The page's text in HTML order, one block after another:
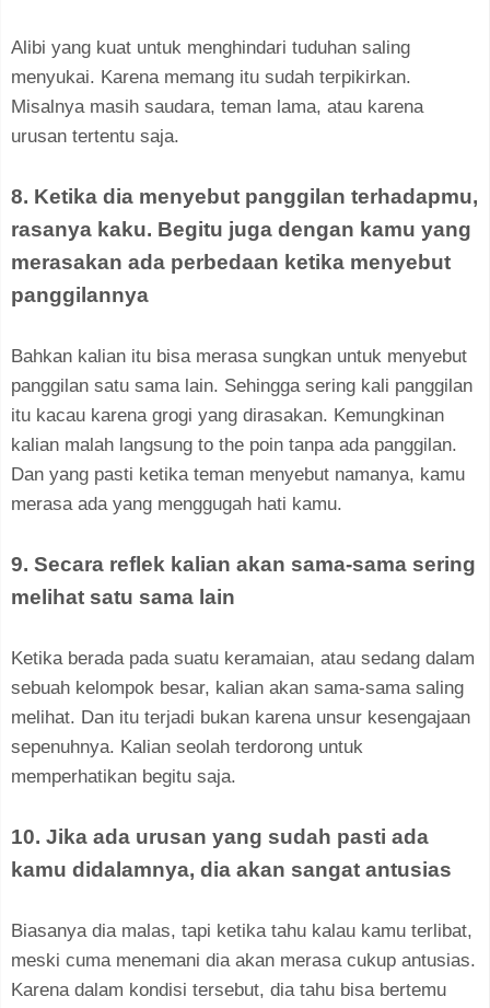
Alibi yang kuat untuk menghindari tuduhan saling
menyukai. Karena memang itu sudah terpikirkan.
Misalnya masih saudara, teman lama, atau karena
urusan tertentu saja.
8. Ketika dia menyebut panggilan terhadapmu,
rasanya kaku. Begitu juga dengan kamu yang
merasakan ada perbedaan ketika menyebut
panggilannya
Bahkan kalian itu bisa merasa sungkan untuk menyebut
panggilan satu sama lain. Sehingga sering kali panggilan
itu kacau karena grogi yang dirasakan. Kemungkinan
kalian malah langsung to the poin tanpa ada panggilan.
Dan yang pasti ketika teman menyebut namanya, kamu
merasa ada yang menggugah hati kamu.
9. Secara reflek kalian akan sama-sama sering
melihat satu sama lain
Ketika berada pada suatu keramaian, atau sedang dalam
sebuah kelompok besar, kalian akan sama-sama saling
melihat. Dan itu terjadi bukan karena unsur kesengajaan
sepenuhnya. Kalian seolah terdorong untuk
memperhatikan begitu saja.
10. Jika ada urusan yang sudah pasti ada
kamu didalamnya, dia akan sangat antusias
Biasanya dia malas, tapi ketika tahu kalau kamu terlibat,
meski cuma menemani dia akan merasa cukup antusias.
Karena dalam kondisi tersebut, dia tahu bisa bertemu